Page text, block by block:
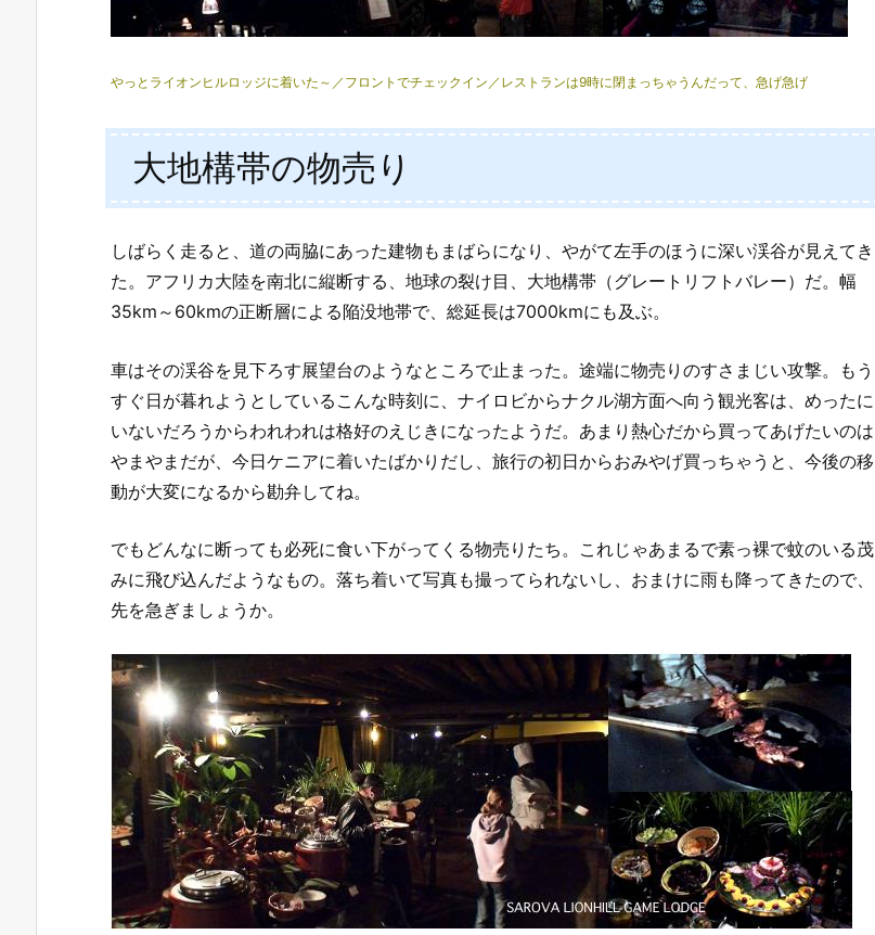
やっとライオンヒルロッジに着いた～／フロントでチェックイン／レストランは9時に閉まっちゃうんだって、急げ急げ
大地構帯の物売り
しばらく走ると、道の両脇にあった建物もまばらになり、やがて左手のほうに深い渓谷が見えてき
た。アフリカ大陸を南北に縦断する、地球の裂け目、大地構帯（グレートリフトバレー）だ。幅
35km～60kmの正断層による陥没地帯で、総延長は7000kmにも及ぶ。
車はその渓谷を見下ろす展望台のようなところで止まった。途端に物売りのすさまじい攻撃。もう
すぐ日が暮れようとしているこんな時刻に、ナイロビからナクル湖方面へ向う観光客は、めったに
いないだろうからわれわれは格好のえじきになったようだ。あまり熱心だから買ってあげたいのは
やまやまだが、今日ケニアに着いたばかりだし、旅行の初日からおみやげ買っちゃうと、今後の移
動が大変になるから勘弁してね。
でもどんなに断っても必死に食い下がってくる物売りたち。これじゃあまるで素っ裸で蚊のいる茂
みに飛び込んだようなもの。落ち着いて写真も撮ってられないし、おまけに雨も降ってきたので、
先を急ぎましょうか。